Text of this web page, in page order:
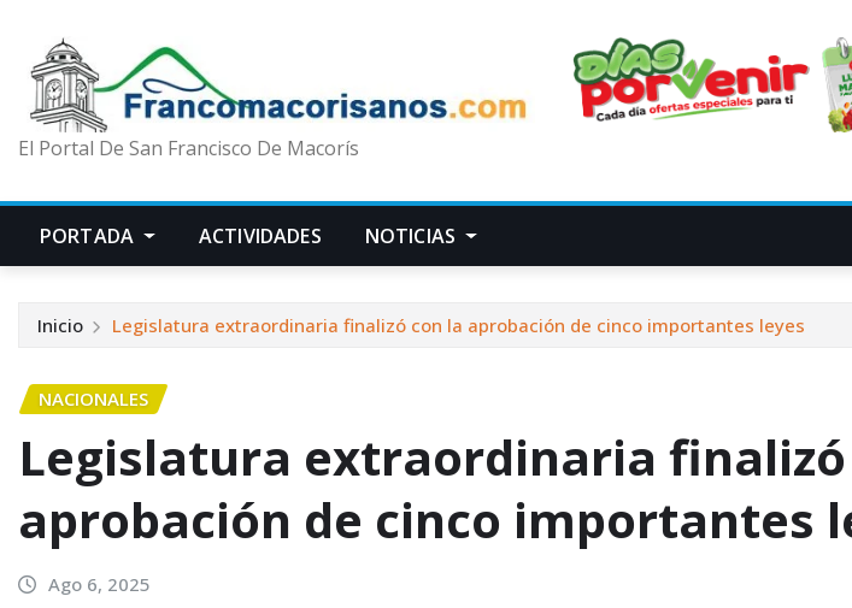
El Portal De San Francisco De Macorís
PORTADA ACTIVIDADES NOTICIAS
Inicio Legislatura extraordinaria finalizó con la aprobación de cinco importantes leyes
NACIONALES
Legislatura extraordinaria finalizó
aprobación de cinco importantes
Ago 6, 2025